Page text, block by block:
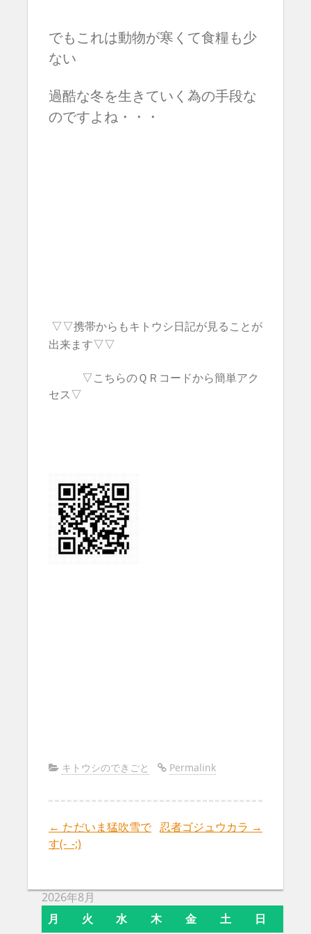
でもこれは動物が寒くて食糧も少
ない
過酷な冬を生きていく為の手段な
のですよね・・・
▽▽携帯からもキトウシ日記が見ることが
出来ます▽▽
▽こちらのＱＲコードから簡単アク
セス▽
キトウシのできごと Permalink
Post
navigation
← ただいま猛吹雪で
す(-_-;)
忍者ゴジュウカラ →
2026年8月
月
火 水 木 金 土 日